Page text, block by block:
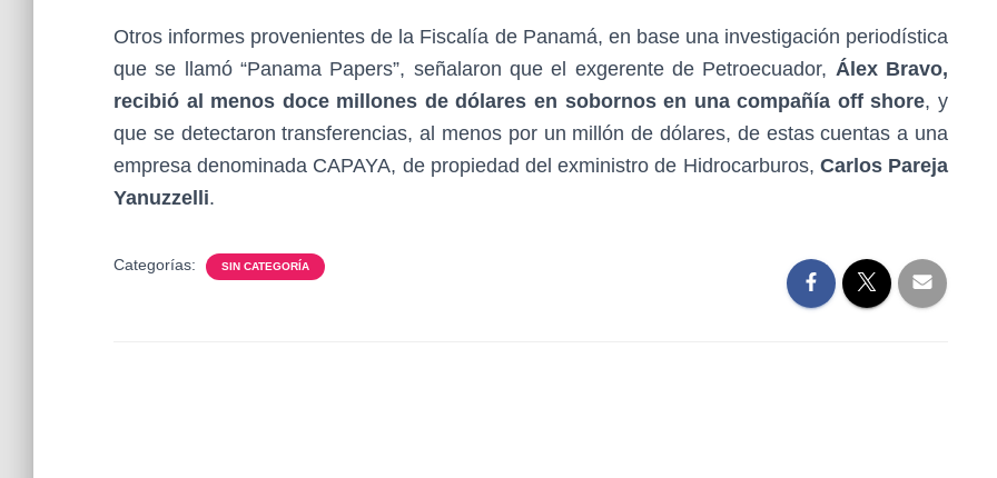
Otros informes provenientes de la Fiscalía de Panamá, en base una investigación periodística
que se llamó “Panama Papers”, señalaron que el exgerente de Petroecuador, Álex Bravo,
recibió al menos doce millones de dólares en sobornos en una compañía off shore, y
que se detectaron transferencias, al menos por un millón de dólares, de estas cuentas a una
empresa denominada CAPAYA, de propiedad del exministro de Hidrocarburos, Carlos Pareja
Yanuzzelli.
Categorías: SIN CATEGORÍA